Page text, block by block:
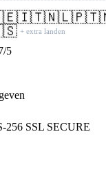
🇮🇹🇳🇱🇵🇹
+ extra landen
5
256 SSL SECURE